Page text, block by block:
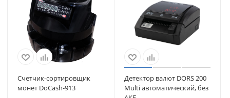
Счетчик-сортировщик
монет DoCash-913
Детектор валют DORS 200
Multi автоматический, без